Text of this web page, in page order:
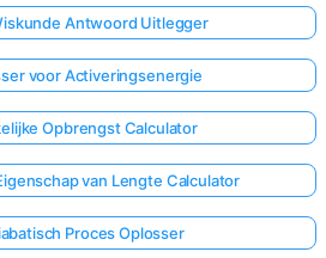
Antwoord Uitlegger
voor Activeringsenergie
Opbrengst Calculator
van Lengte Calculator
Proces Oplosser